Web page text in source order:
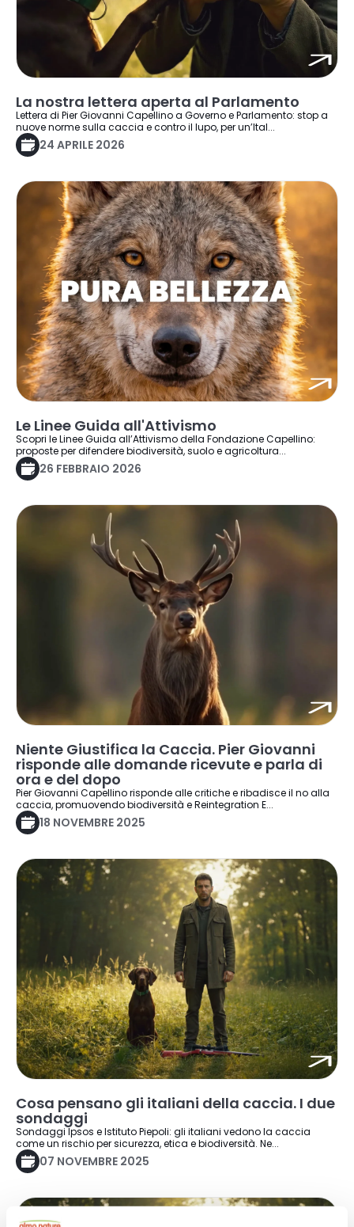
La nostra lettera aperta al Parlamento
Lettera di Pier Giovanni Capellino a Governo e Parlamento: stop a
nuove norme sulla caccia e contro il lupo, per un’Ital...
24 APRILE 2026
Le Linee Guida all'Attivismo
Scopri le Linee Guida all’Attivismo della Fondazione Capellino:
proposte per difendere biodiversità, suolo e agricoltura...
26 FEBBRAIO 2026
Niente Giustifica la Caccia. Pier Giovanni
risponde alle domande ricevute e parla di
ora e del dopo
Pier Giovanni Capellino risponde alle critiche e ribadisce il no alla
caccia, promuovendo biodiversità e Reintegration E...
18 NOVEMBRE 2025
Cosa pensano gli italiani della caccia. I due
sondaggi
Sondaggi Ipsos e Istituto Piepoli: gli italiani vedono la caccia
come un rischio per sicurezza, etica e biodiversità. Ne...
07 NOVEMBRE 2025